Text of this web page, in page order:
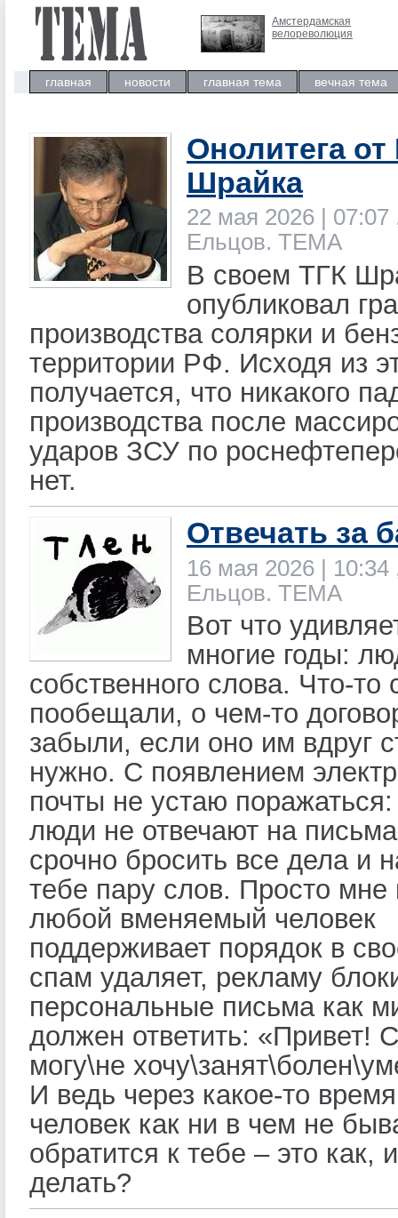
Амстердамская
велореволюция
главная новости главная тема вечная тема
Онолитега
Шрайка
22 мая 2026 | 07:07
Ельцов. ТЕМА
В своем ТГК
опубликовал
производства солярки и
территории РФ. Исходя из
получается, что никакого
производства после
ударов ЗСУ по
нет.
Отвечать за
16 мая 2026 | 10:34
Ельцов. ТЕМА
Вот что
многие годы:
собственного слова. Что-то
пообещали, о чем-то
забыли, если оно им вдруг
нужно. С появлением
почты не устаю
люди не отвечают на
срочно бросить все дела и
тебе пару слов. Просто мне
любой вменяемый человек
поддерживает порядок в
спам удаляет, рекламу
персональные письма как
должен ответить: «Привет!
могу\не
И ведь через какое-то
человек как ни в чем не
обратится к тебе – это как,
делать?